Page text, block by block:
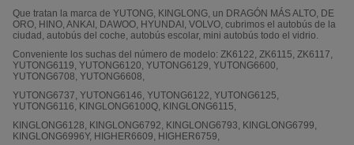
Que tratan la marca de YUTONG, KINGLONG, un DRAGÓN MÁS ALTO, DE
ORO, HINO, ANKAI, DAWOO, HYUNDAI, VOLVO, cubrimos el autobús de la
ciudad, autobús del coche, autobús escolar, mini autobús todo el vidrio.
Conveniente los suchas del número de modelo: ZK6122, ZK6115, ZK6117,
YUTONG6119, YUTONG6120, YUTONG6129, YUTONG6600,
YUTONG6708, YUTONG6608,
YUTONG6737, YUTONG6146, YUTONG6122, YUTONG6125,
YUTONG6116, KINGLONG6100Q, KINGLONG6115,
KINGLONG6128, KINGLONG6792, KINGLONG6793, KINGLONG6799,
KINGLONG6996Y, HIGHER6609, HIGHER6759,